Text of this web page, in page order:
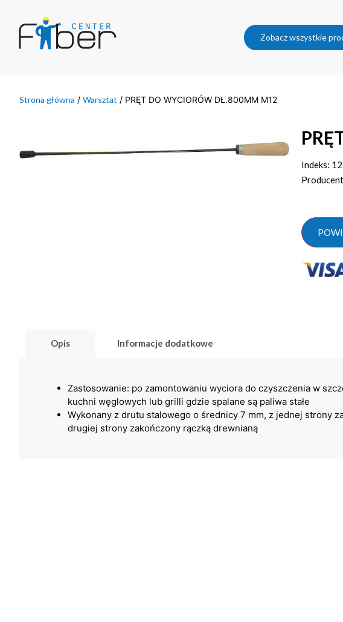
Zobacz wszystkie
Strona główna / Warsztat / PRĘT DO WYCIORÓW DŁ.800MM M12
Indeks:
Opis Informacje dodatkowe
Zastosowanie: po zamontowaniu wyciora do czyszczenia w
kuchni węglowych lub grilli gdzie spalane są paliwa stałe
Wykonany z drutu stalowego o średnicy 7 mm, z jednej strony
drugiej strony zakończony rączką drewnianą